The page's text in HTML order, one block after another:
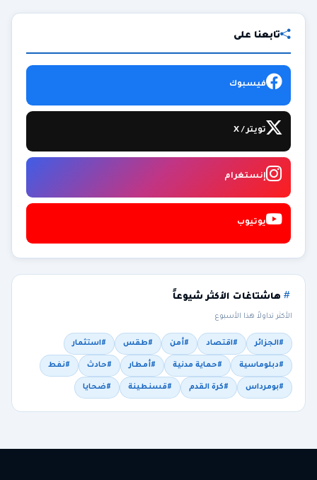
تابعنا على
فيسبوك
تويتر / X
إنستغرام
يوتيوب
هاشتاغات الأكثر شيوعاً
الأكثر تداولاً هذا الأسبوع
#الجزائر #اقتصاد #أمن #طقس #استثمار
#دبلوماسية #حماية مدنية #أمطار #حادث #نفط
#بومرداس #كرة القدم #قسنطينة #ضحايا